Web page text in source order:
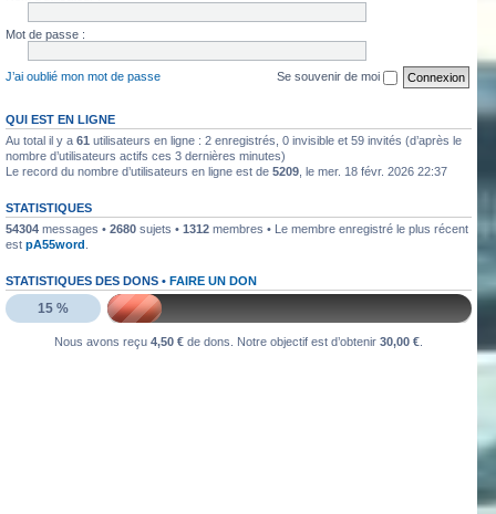
Bethoven tu peux te présenter et créer un topic pour ton sujet, il se
verra plus facilement que dans le chat
labbethoven•18 mars 2024, 18:32
Hello, des fans d'Alsace Village ? C'est quoi votre record avec une
550PP à peu près ?
Mot de passe :
J’ai oublié mon mot de passe Se souvenir de moi
QUI EST EN LIGNE
Au total il y a 61 utilisateurs en ligne : 2 enregistrés, 0 invisible et 59 invités (d’après le
nombre d’utilisateurs actifs ces 3 dernières minutes)
Le record du nombre d’utilisateurs en ligne est de 5209 , le mer. 18 févr. 2026 22:37
STATISTIQUES
54304 messages • 2680 sujets • 1312 membres • Le membre enregistré le plus récent
est pA55word
STATISTIQUES DES DONS • FAIRE UN DON
15 %
Nous avons reçu4,50 € de dons. Notre objectif est d’obtenir30,00 €